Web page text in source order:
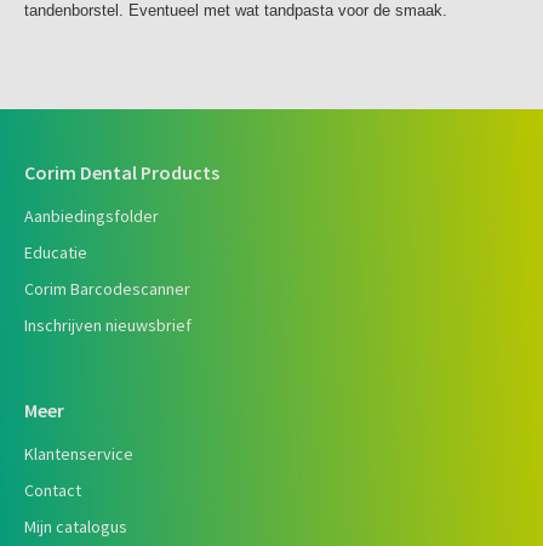
tandenborstel. Eventueel met wat tandpasta voor de smaak.
Corim Dental Products
Aanbiedingsfolder
Educatie
Corim Barcodescanner
Inschrijven nieuwsbrief
Meer
Klantenservice
Contact
Mijn catalogus